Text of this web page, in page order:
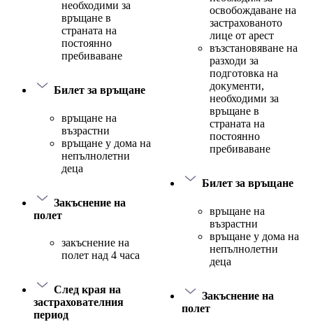
необходими за
връщане в
страната на
постоянно
пребиваване
Билет за връщане
връщане на
възрастни
връщане у дома на
непълнолетни
деца
Закъснение на
полет
закъснение на
полет над 4 часа
След края на
застрахователния
период
освобождаване на
застрахованото
лице от арест
възстановяване на
разходи за
подготовка на
документи,
необходими за
връщане в
страната на
постоянно
пребиваване
Билет за връщане
връщане на
възрастни
връщане у дома на
непълнолетни
деца
Закъснение на
полет